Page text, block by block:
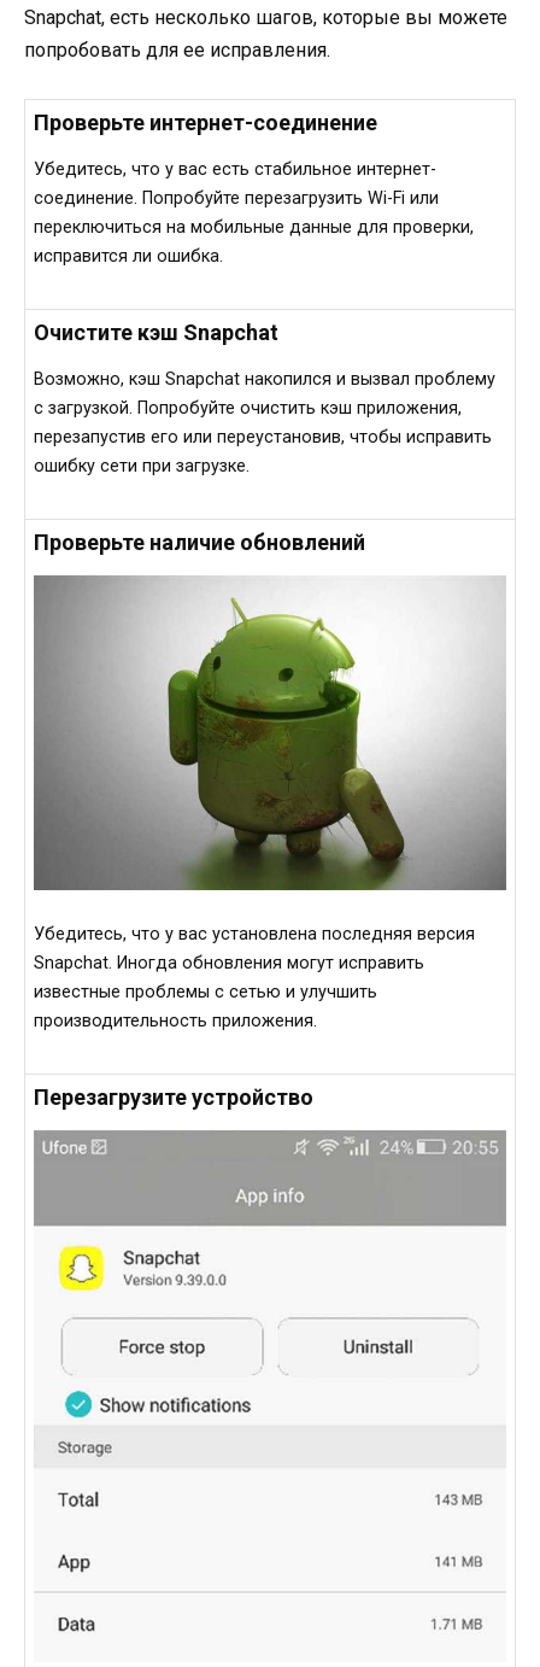
Snapchat, есть несколько шагов, которые вы можете
попробовать для ее исправления.
Проверьте интернет-соединение
Убедитесь, что у вас есть стабильное интернет-
соединение. Попробуйте перезагрузить Wi-Fi или
переключиться на мобильные данные для проверки,
исправится ли ошибка.
Очистите кэш Snapchat
Возможно, кэш Snapchat накопился и вызвал проблему
с загрузкой. Попробуйте очистить кэш приложения,
перезапустив его или переустановив, чтобы исправить
ошибку сети при загрузке.
Проверьте наличие обновлений
Убедитесь, что у вас установлена последняя версия
Snapchat. Иногда обновления могут исправить
известные проблемы с сетью и улучшить
производительность приложения.
Перезагрузите устройство